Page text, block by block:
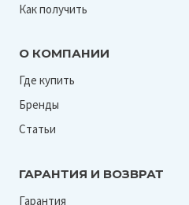
Как получить
О КОМПАНИИ
Где купить
Бренды
Статьи
ГАРАНТИЯ И ВОЗВРАТ
Гарантия